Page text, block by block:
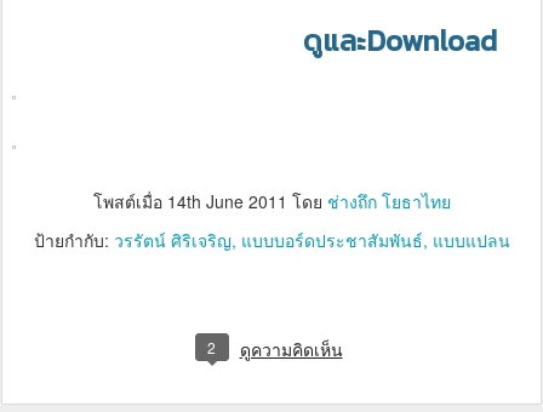
ดูและDownload
โพสต์เมื่อ 14th June 2011 โดย ช่างถึก โยธาไทย
ป้ายกำกับ: วรรัตน์ ศิริเจริญ แบบบอร์ดประชาสัมพันธ์ แบบแปลน
2 ดูความคิดเห็น